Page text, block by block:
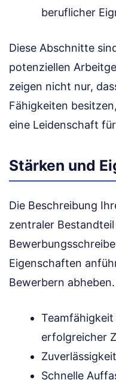
beruflicher
Diese Abschnitte
potenziellen
zeigen nicht nur,
Fähigkeiten
eine Leidenschaft
Stärken und
Die Beschreibung
zentraler
Eigenschaften
Bewerbern abheben.
Teamfähigkeit
erfolgreicher
Schnelle